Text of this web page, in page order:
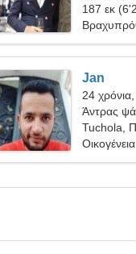
187 εκ
Jan
24
Άντρας
Tuchola,
Οικογένεια